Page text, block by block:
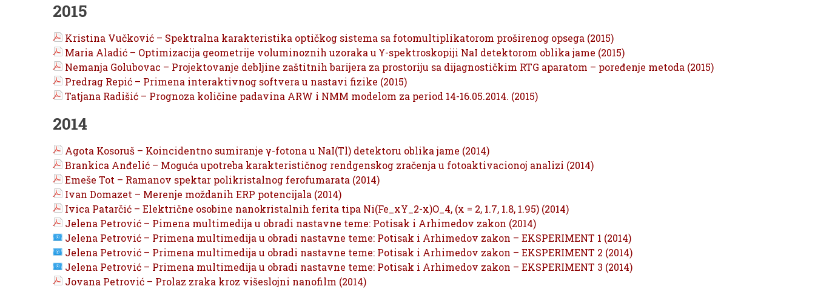
2015
Kristina Vučković – Spektralna karakteristika optičkog sistema sa fotomultiplikatorom proširenog opsega (2015)
Maria Aladić – Optimizacija geometrije voluminoznih uzoraka u ϒ-spektroskopiji NaI detektorom oblika jame (2015)
Nemanja Golubovac – Projektovanje debljine zaštitnih barijera za prostoriju sa dijagnostičkim RTG aparatom – poređenje metoda (2015)
Predrag Repić – Primena interaktivnog softvera u nastavi fizike (2015)
Tatjana Radišić – Prognoza količine padavina ARW i NMM modelom za period 14-16.05.2014. (2015)
2014
Agota Kosoruš – Koincidentno sumiranje γ-fotona u NaI(Tl) detektoru oblika jame (2014)
Brankica Anđelić – Moguća upotreba karakterističnog rendgenskog zračenja u fotoaktivacionoj analizi (2014)
Emeše Tot – Ramanov spektar polikristalnog ferofumarata (2014)
Ivan Domazet – Merenje moždanih ERP potencijala (2014)
Ivica Patarčić – Električne osobine nanokristalnih ferita tipa Ni(Fe_xY_2-x)O_4, (x = 2, 1.7, 1.8, 1.95) (2014)
Jelena Petrović – Pimena multimedija u obradi nastavne teme: Potisak i Arhimedov zakon (2014)
Jelena Petrović – Primena multimedija u obradi nastavne teme: Potisak i Arhimedov zakon – EKSPERIMENT 1 (2014)
Jelena Petrović – Primena multimedija u obradi nastavne teme: Potisak i Arhimedov zakon – EKSPERIMENT 2 (2014)
Jelena Petrović – Primena multimedija u obradi nastavne teme: Potisak i Arhimedov zakon – EKSPERIMENT 3 (2014)
Jovana Petrović – Prolaz zraka kroz višeslojni nanofilm (2014)